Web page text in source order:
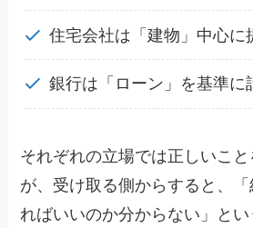
住宅会社は「建物」中心に
銀行は「ローン」を基準に
それぞれの立場では正しいこ
が、受け取る側からすると、
ればいいのか分からない」と